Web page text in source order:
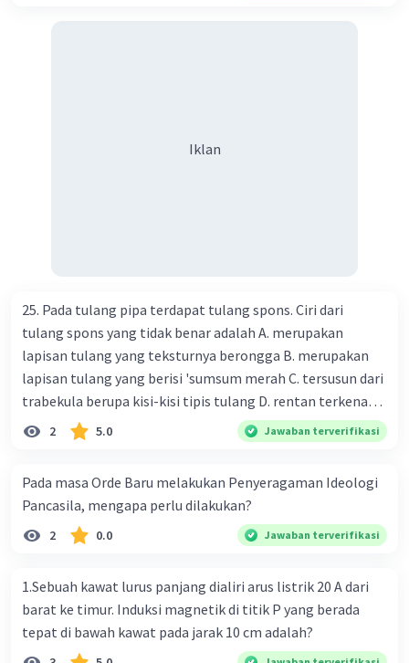
Iklan
25. Pada tulang pipa terdapat tulang spons. Ciri dari
tulang spons yang tidak benar adalah A. merupakan
lapisan tulang yang teksturnya berongga B. merupakan
lapisan tulang yang berisi 'sumsum merah C. tersusun dari
trabekula berupa kisi-kisi tipis tulang D. rentan terkena
dampak osteoporosis setelah menopause E. mengandung
banyak kalsium fosfat dan kalsium karbonat
2 5.0 Jawaban terverifikasi
Pada masa Orde Baru melakukan Penyeragaman Ideologi
Pancasila, mengapa perlu dilakukan?
2 0.0 Jawaban terverifikasi
1.Sebuah kawat lurus panjang dialiri arus listrik 20 A dari
barat ke timur. Induksi magnetik di titik P yang berada
tepat di bawah kawat pada jarak 10 cm adalah?